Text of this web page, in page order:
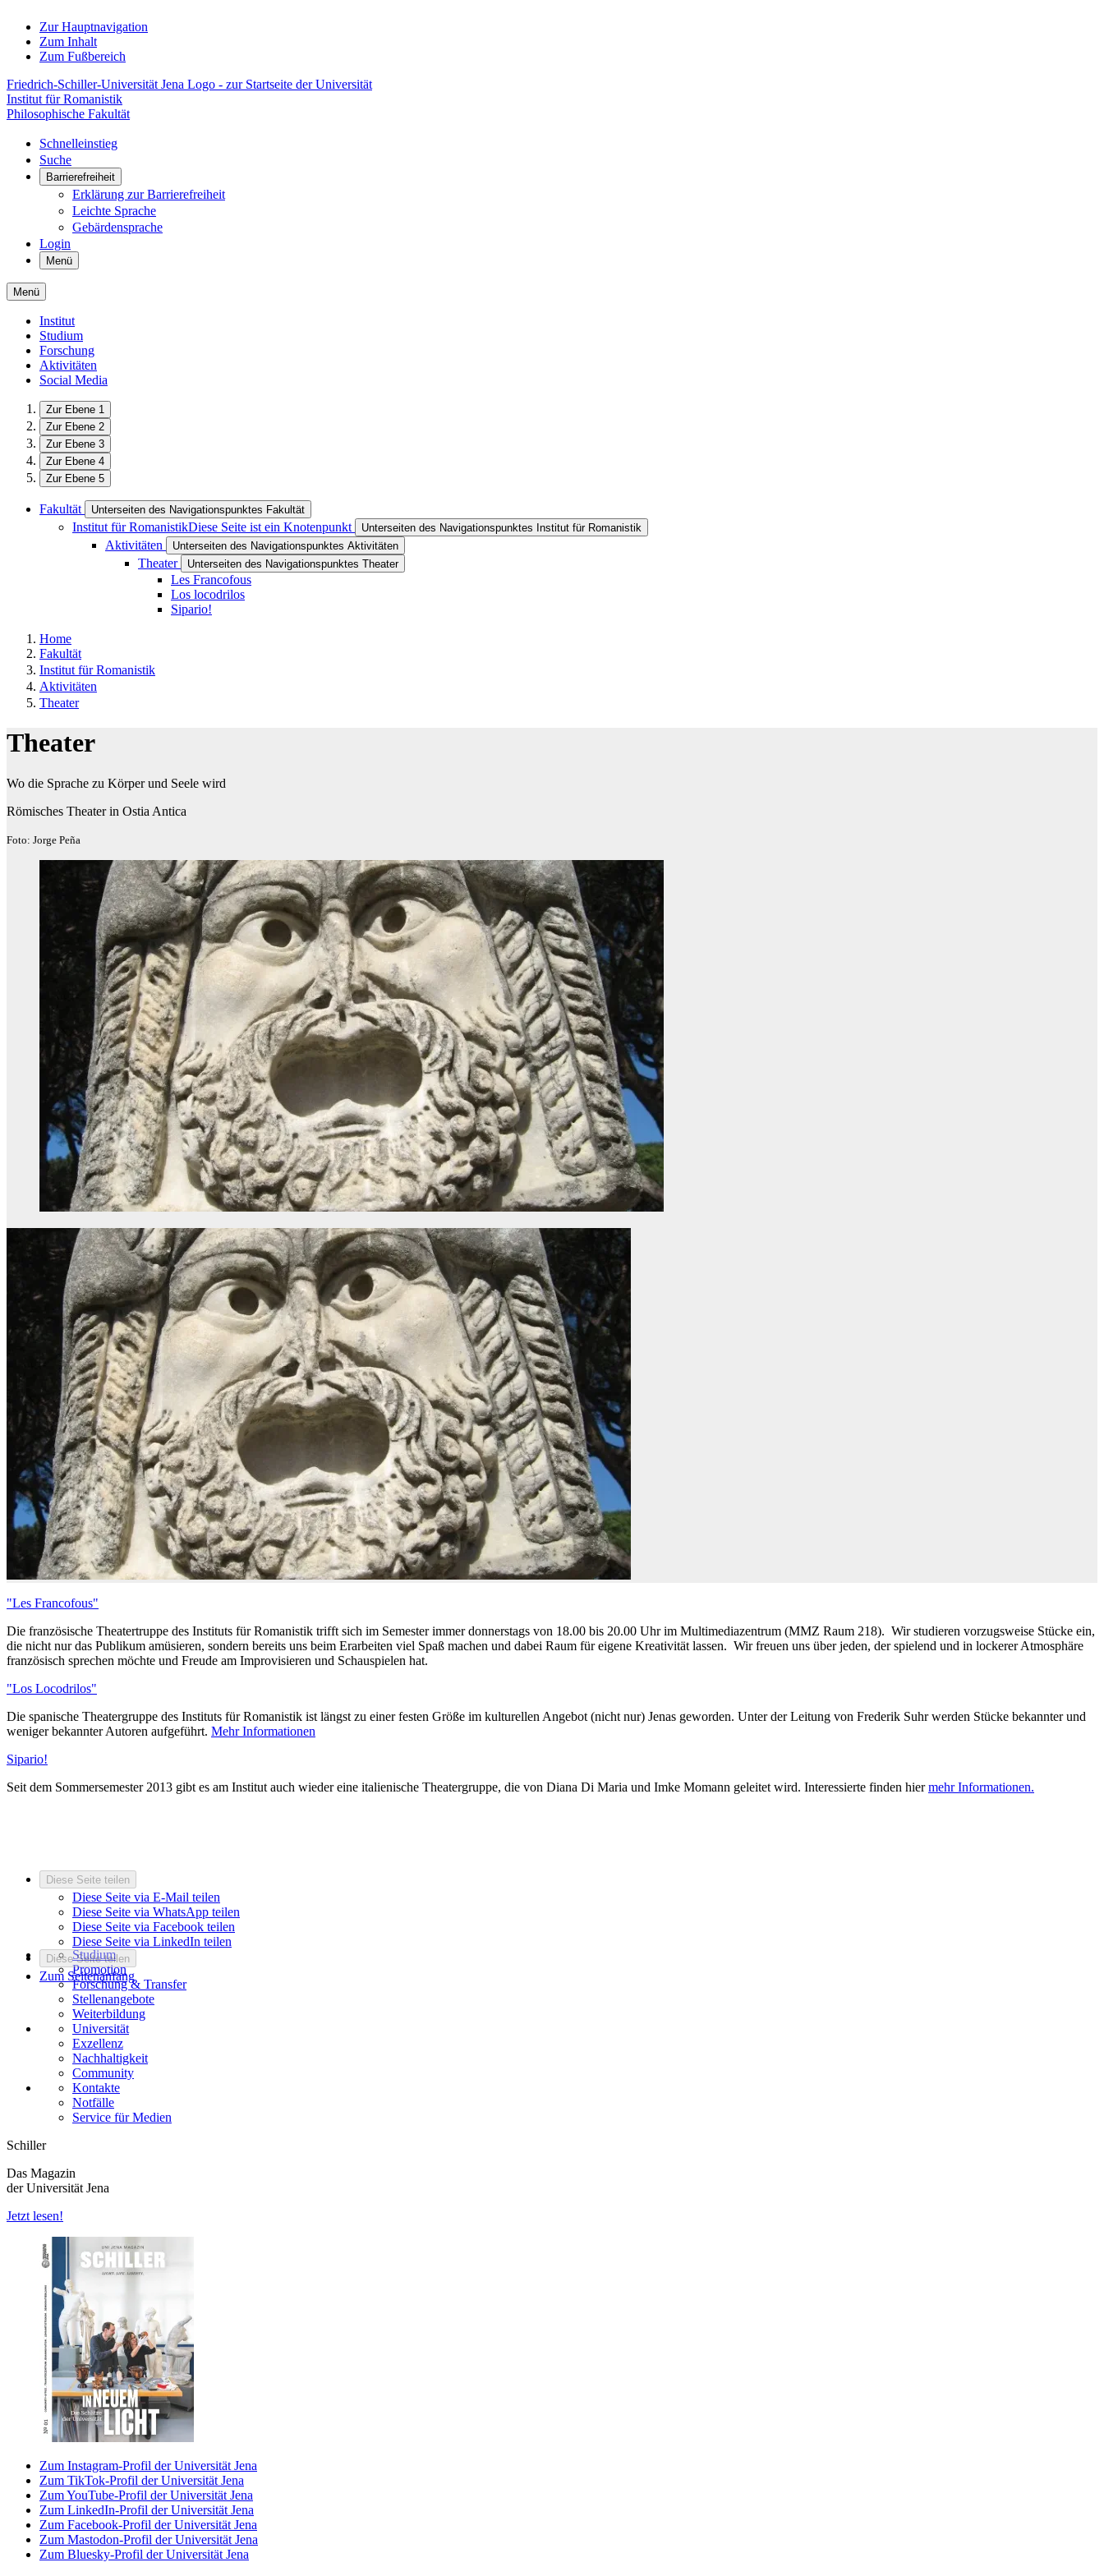
Zur Hauptnavigation
Zum Inhalt
Zum Fußbereich
Friedrich-Schiller-Universität Jena Logo - zur Startseite der Universität
Institut für Romanistik
Philosophische Fakultät
Schnelleinstieg
Suche
Barrierefreiheit
Erklärung zur Barrierefreiheit
Leichte Sprache
Gebärdensprache
Login
Menü
Menü
Institut
Studium
Forschung
Aktivitäten
Social Media
Zur Ebene 1
Zur Ebene 2
Zur Ebene 3
Zur Ebene 4
Zur Ebene 5
Fakultät Unterseiten des Navigationspunktes Fakultät
Institut für RomanistikDiese Seite ist ein Knotenpunkt Unterseiten des Navigationspunktes Institut für Romanistik
Aktivitäten Unterseiten des Navigationspunktes Aktivitäten
Theater Unterseiten des Navigationspunktes Theater
Les Francofous
Los locodrilos
Sipario!
Home
Fakultät
Institut für Romanistik
Aktivitäten
Theater
Theater
Wo die Sprache zu Körper und Seele wird
Römisches Theater in Ostia Antica
Foto: Jorge Peña
"Les Francofous"
Die französische Theatertruppe des Instituts für Romanistik trifft sich im Semester immer donnerstags von 18.00 bis 20.00 Uhr im Multimediazentrum (MMZ Raum 218). Wir studieren vorzugsweise Stücke ein,
die nicht nur das Publikum amüsieren, sondern bereits uns beim Erarbeiten viel Spaß machen und dabei Raum für eigene Kreativität lassen. Wir freuen uns über jeden, der spielend und in lockerer Atmosphäre
französisch sprechen möchte und Freude am Improvisieren und Schauspielen hat.
"Los Locodrilos"
Die spanische Theatergruppe des Instituts für Romanistik ist längst zu einer festen Größe im kulturellen Angebot (nicht nur) Jenas geworden. Unter der Leitung von Frederik Suhr werden Stücke bekannter und
weniger bekannter Autoren aufgeführt. Mehr Informationen
Sipario!
Seit dem Sommersemester 2013 gibt es am Institut auch wieder eine italienische Theatergruppe, die von Diana Di Maria und Imke Momann geleitet wird. Interessierte finden hiermehr Informationen.
Diese Seite teilen
Diese Seite via E-Mail teilen
Diese Seite via WhatsApp teilen
Diese Seite via Facebook teilen
Diese Seite via LinkedIn teilen
Diese Seite teilen
Zum Seitenanfang
Studium
Promotion
Forschung & Transfer
Stellenangebote
Weiterbildung
Universität
Exzellenz
Nachhaltigkeit
Community
Kontakte
Notfälle
Service für Medien
Schiller
Das Magazin
der Universität Jena
Jetzt lesen!
Zum Instagram-Profil der Universität Jena
Zum TikTok-Profil der Universität Jena
Zum YouTube-Profil der Universität Jena
Zum LinkedIn-Profil der Universität Jena
Zum Facebook-Profil der Universität Jena
Zum Mastodon-Profil der Universität Jena
Zum Bluesky-Profil der Universität Jena